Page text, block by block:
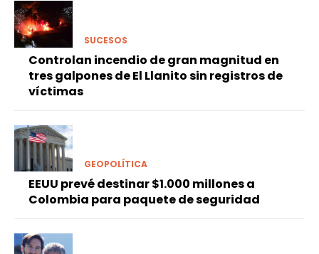
SUCESOS
Controlan incendio de gran magnitud en
tres galpones de El Llanito sin registros de
víctimas
GEOPOLÍTICA
EEUU prevé destinar $1.000 millones a
Colombia para paquete de seguridad